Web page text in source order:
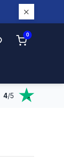
0
Abdeckung
4/5